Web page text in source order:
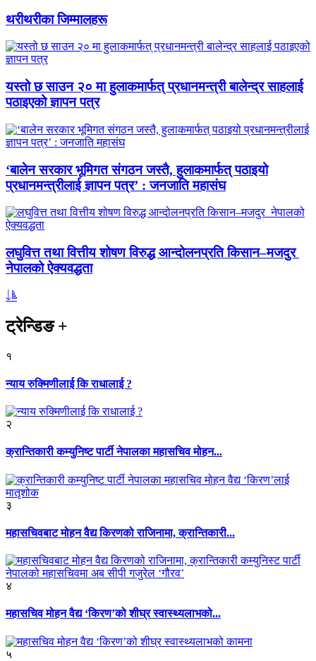
थरीथरीका जिम्मालहरू
यस्तो छ साउन २० मा हुलाकमार्फत् प्रधानमन्त्री बालेन्द्र साहलाई
पठाइएको ज्ञापन पत्र
‘बालेन सरकार भूमिगत संगठन जस्तै, हुलाकमार्फत् पठाइयो
प्रधानमन्त्रीलाई ज्ञापन पत्र’ : जनजाति महासंघ
लघुवित्त तथा वित्तीय शोषण विरुद्ध आन्दोलनप्रति किसान–मजदुर
नेपालको ऐक्यवद्धता
ट्रेन्डिङ+
१
न्याय रुक्मिणीलाई कि राधालाई ?
२
क्रान्तिकारी कम्युनिष्ट पार्टी नेपालका महासचिव मोहन...
३
महासचिवबाट मोहन वैद्य किरणको राजिनामा, क्रान्तिकारी...
४
महासचिव मोहन वैद्य ‘किरण’को शीघ्र स्वास्थ्यलाभको...
५